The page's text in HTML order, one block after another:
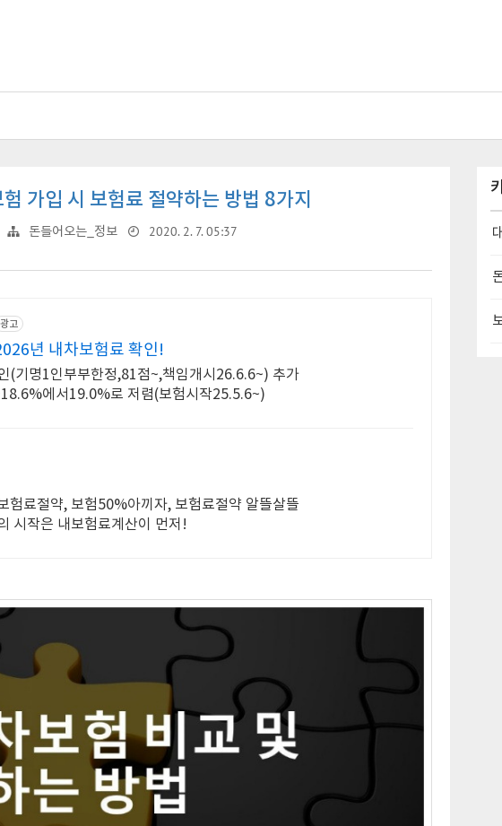
가입 시 보험료 절약하는 방법 8가지
돈들어오는_정보 2020. 2. 7. 05:37
광고
년 내차보험료 확인!
(기명1인부부한정,81점~,책임개시26.6.6~) 추가
에서19.0%로 저렴(보험시작25.5.6~)
험료절약, 보험50%아끼자, 보험료절약 알뜰살뜰
시작은 내보험료계산이 먼저!